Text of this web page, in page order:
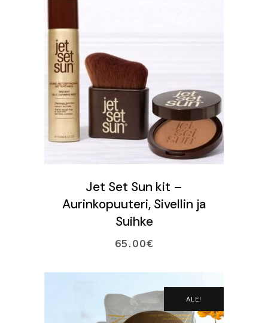
LISÄÄ OSTOSKORIIN
Jet Set Sun kit –
Aurinkopuuteri, Sivellin ja
Suihke
65.00€
ALE!